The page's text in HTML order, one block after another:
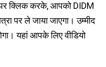
क्लिक करके, आपको DIDM
पर ले जाया जाएगा। उम्मीद
यहां आपके लिए वीडियो